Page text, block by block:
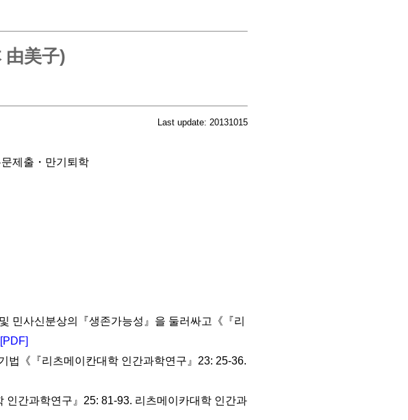
由美子)
Last update: 20131015
제출・만기퇴학
사신분상의『생존가능성』을 둘러싸고《『리
[PDF]
《『리츠메이칸대학 인간과학연구』23: 25-36.
간과학연구』25: 81-93. 리츠메이카대학 인간과